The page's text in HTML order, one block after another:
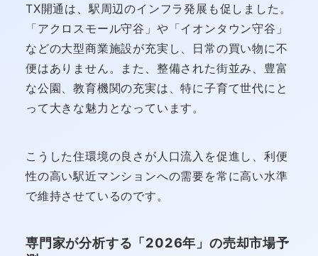
TX開通は、駅周辺のインフラ発展も促しました。
「アクロスモール守谷」や「イオンタウン守谷」
などの大型商業施設が充実し、日常の買い物に不
便はありません。また、整備された街並み、豊富
な公園、教育機関の充実は、特に子育て世代にと
って大きな魅力となっています。
こうした住環境の良さが人口流入を促進し、利便
性の高い駅近マンションへの需要を常に高い水準
で維持させているのです。
専門家が分析する「2026年」の売却市場予